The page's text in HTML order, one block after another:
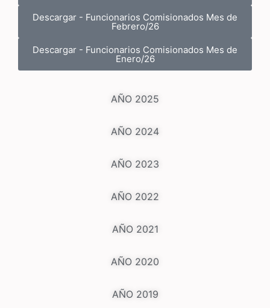
AÑO 2025
AÑO 2024
AÑO 2023
AÑO 2022
AÑO 2021
AÑO 2020
AÑO 2019
Descargar - Funcionarios Comisionados Mes de
Febrero/26
Descargar - Funcionarios Comisionados Mes de
Enero/26